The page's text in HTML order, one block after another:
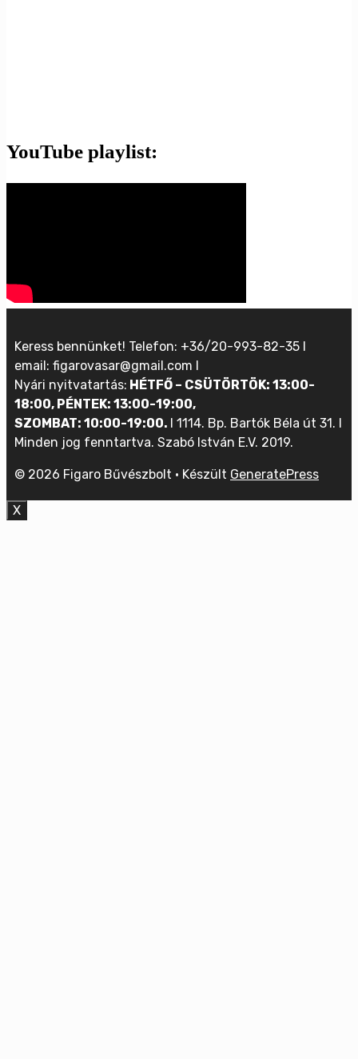
YouTube playlist:
Keress bennünket! Telefon: +36/20-993-82-35 I
email: figarovasar@gmail.com I
Nyári nyitvatartás: HÉTFŐ – CSÜTÖRTÖK: 13:00-
18:00, PÉNTEK: 13:00-19:00,
SZOMBAT: 10:00-19:00. I 1114. Bp. Bartók Béla út 31. I
Minden jog fenntartva. Szabó István E.V. 2019.
© 2026 Figaro Bűvészbolt • Készült GeneratePress
X